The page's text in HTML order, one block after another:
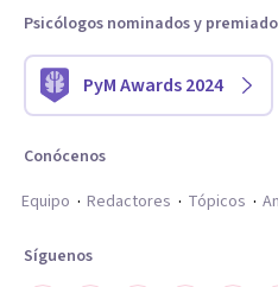
Psicólogos nominados y
PyM Awards 2024
Conócenos
Equipo
Redactores Tópicos
Síguenos